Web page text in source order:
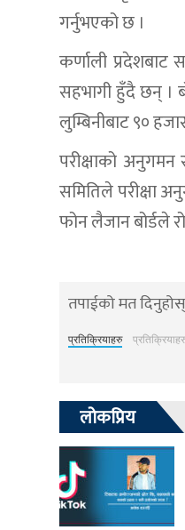
गर्नुभएको छ ।
कर्णाली
सहभागी हुँदै छन् ।
लुम्बिनीबाट ९०
परीक्षाको अनुगमन
समितिले परीक्षा
फोन लैजान बोर्डले
तपाईको मत दिनुहोस्
प्रतिक्रियाहरु
लोकप्रिय